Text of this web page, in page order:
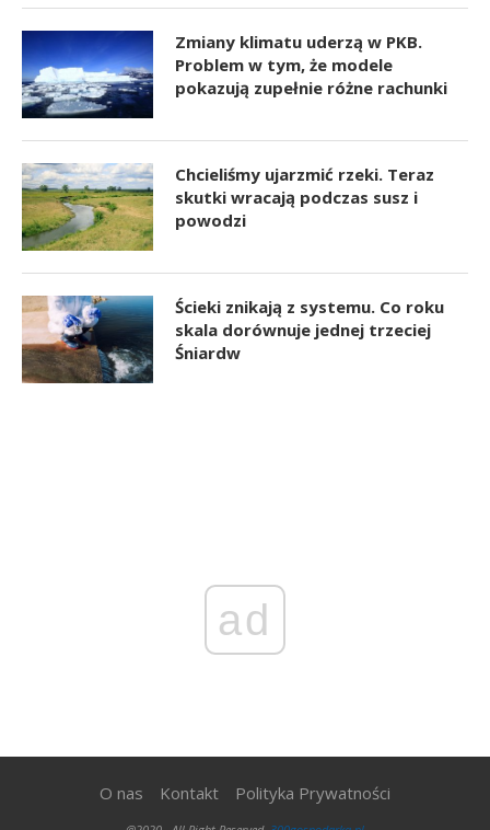
Zmiany klimatu uderzą w PKB.
Problem w tym, że modele
pokazują zupełnie różne rachunki
Chcieliśmy ujarzmić rzeki. Teraz
skutki wracają podczas susz i
powodzi
Ścieki znikają z systemu. Co roku
skala dorównuje jednej trzeciej
Śniardw
ad
O nas Kontakt Polityka Prywatności